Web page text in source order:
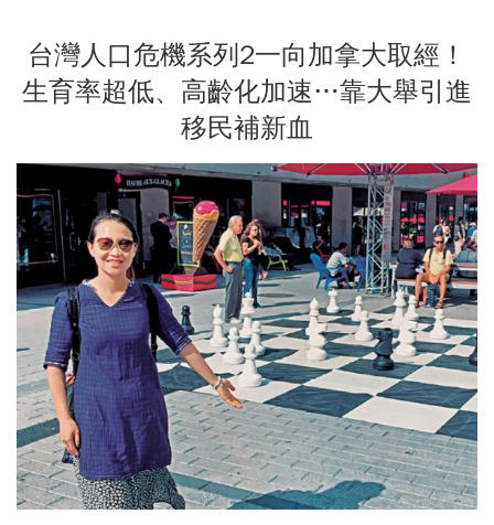
台灣人口危機系列2一向加拿大取經！
生育率超低、高齡化加速…靠大舉引進
移民補新血